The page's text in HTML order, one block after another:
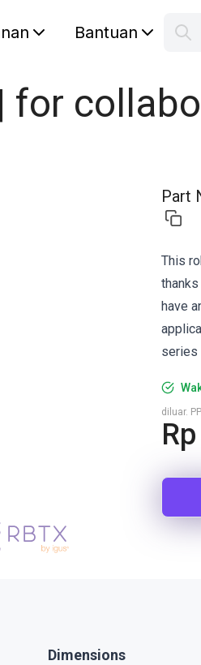
Bantuan
for
Part
This
have
series
diluar.
Dimensions